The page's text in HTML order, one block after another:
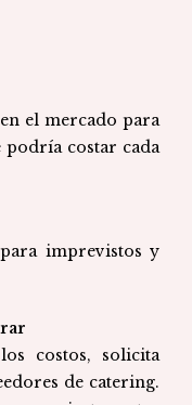
el mercado para
podría costar cada
imprevistos y
costos, solicita
de catering.